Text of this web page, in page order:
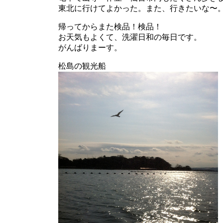
東北に行けてよかった。また、行きたいな〜
帰ってからまた検品！検品！
お天気もよくて、洗濯日和の毎日です。
がんばりまーす。
松島の観光船